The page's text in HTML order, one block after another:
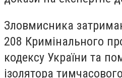
Зловмисника
208 Кримінального
кодексу України та
ізолятора